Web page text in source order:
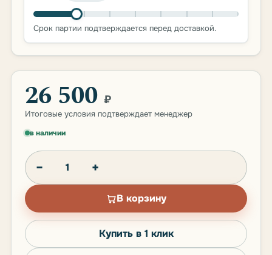
Срок партии подтверждается перед доставкой.
26 500 ₽
Итоговые условия подтверждает менеджер
в наличии
− +
В корзину
Купить в 1 клик